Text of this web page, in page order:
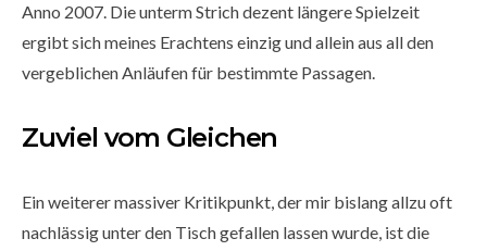
Anno 2007. Die unterm Strich dezent längere Spielzeit
ergibt sich meines Erachtens einzig und allein aus all den
vergeblichen Anläufen für bestimmte Passagen.
Zuviel vom Gleichen
Ein weiterer massiver Kritikpunkt, der mir bislang allzu oft
nachlässig unter den Tisch gefallen lassen wurde, ist die